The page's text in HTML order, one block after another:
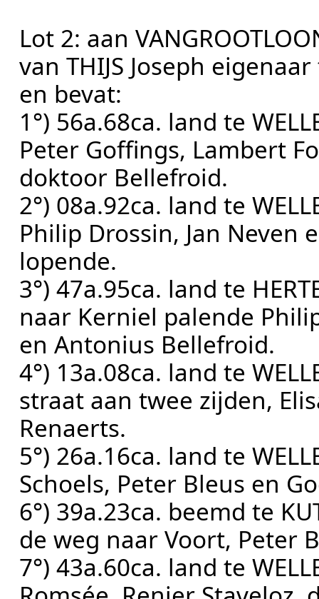
Lot 2: aan
van THIJS Joseph
en bevat:
1°) 56a.68ca. land te
Peter Goffings, Lambert
doktoor Bellefroid.
2°) 08a.92ca. land te
Philip Drossin, Jan Neven
lopende.
3°) 47a.95ca. land te
naar Kerniel palende
en Antonius Bellefroid.
4°) 13a.08ca. land te
straat aan twee zijden,
Renaerts.
5°) 26a.16ca. land te
Schoels, Peter Bleus en
6°) 39a.23ca. beemd te
de weg naar Voort, Peter
7°) 43a.60ca. land te